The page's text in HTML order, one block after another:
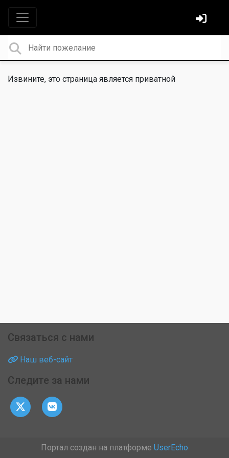
Извините, это страница является приватной
Связаться с нами
Наш веб-сайт
Следите за нами
Портал создан на платформе UserEcho